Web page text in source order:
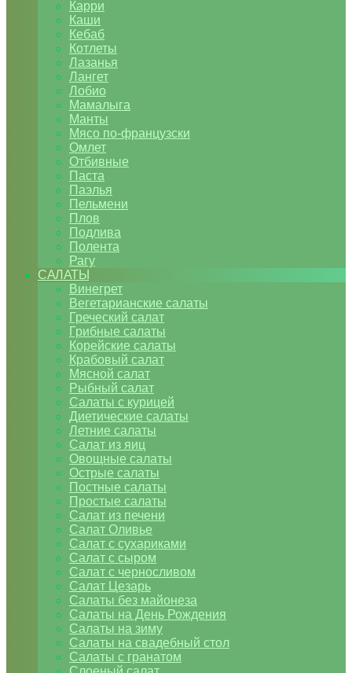
Карри
Каши
Кебаб
Котлеты
Лазанья
Лангет
Лобио
Мамалыга
Манты
Мясо по-французски
Омлет
Отбивные
Паста
Паэлья
Пельмени
Плов
Подлива
Полента
Рагу
САЛАТЫ
Винегрет
Вегетарианские салаты
Греческий салат
Грибные салаты
Корейские салаты
Крабовый салат
Мясной салат
Рыбный салат
Салаты с курицей
Диетические салаты
Летние салаты
Салат из яиц
Овощные салаты
Острые салаты
Постные салаты
Простые салаты
Салат из печени
Салат Оливье
Салат с сухариками
Салат с сыром
Салат с черносливом
Салат Цезарь
Салаты без майонеза
Салаты на День Рождения
Салаты на зиму
Салаты на свадебный стол
Салаты с гранатом